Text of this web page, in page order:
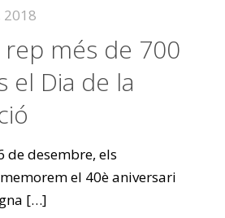
2018
rep més de 700
el Dia de la
de desembre, els
el 40è aniversari
[…]